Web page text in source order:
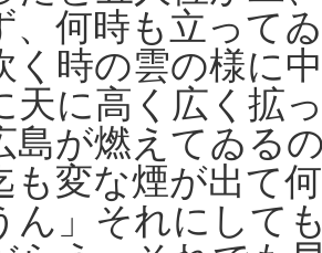
、何時も立って
く時の雲の様に
天に高く広く拡
島が燃えてゐる
も変な煙が出て
ん」それにして